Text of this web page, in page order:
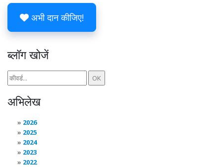
अभी दान कीजिए!
ब्लॉग खोजें
अभिलेख
2026
2025
2024
2023
2022